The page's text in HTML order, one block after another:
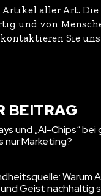
Artikel aller Art.
und von
Sie
BEITRAG
und „AI-Chips“
nur Marketing?
Warum
Geist nachhaltig